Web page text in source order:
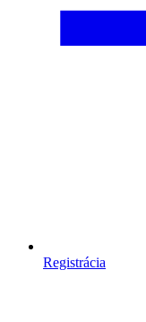
Registrácia